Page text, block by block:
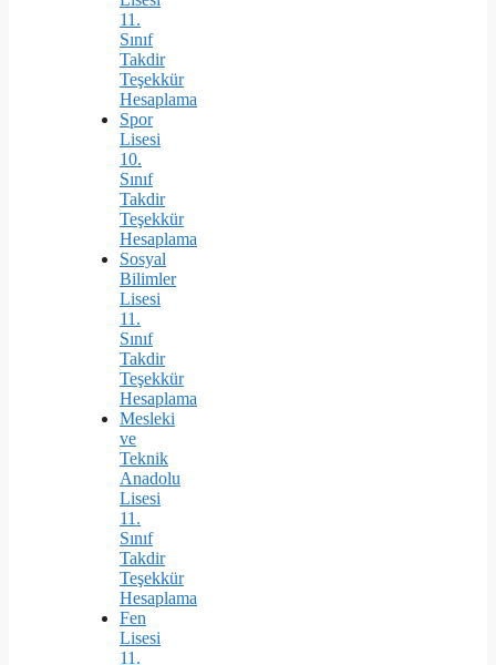
11.
Sınıf
Takdir
Teşekkür
Hesaplama
Spor
Lisesi
10.
Sınıf
Takdir
Teşekkür
Hesaplama
Sosyal
Bilimler
Lisesi
11.
Sınıf
Takdir
Teşekkür
Hesaplama
Mesleki
ve
Teknik
Anadolu
Lisesi
11.
Sınıf
Takdir
Teşekkür
Hesaplama
Fen
Lisesi
11.